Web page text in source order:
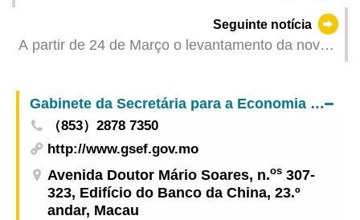
Macau – Debate sobre o combate à criminalidade
transfronteiriça e cooperação nos trabalhos de
segurança de grandes eventos
Seguinte notícia
A partir de 24 de Março o levantamento da nova
do mesmo para obtenção dos benefícios poderão
ser feitos em simultâneo
Gabinete da Secretária para a Economia e Finanças
（853）2878 7350
http://www.gsef.gov.mo
Avenida Doutor Mário Soares, n.os 307-
323, Edifício do Banco da China, 23.º
andar, Macau